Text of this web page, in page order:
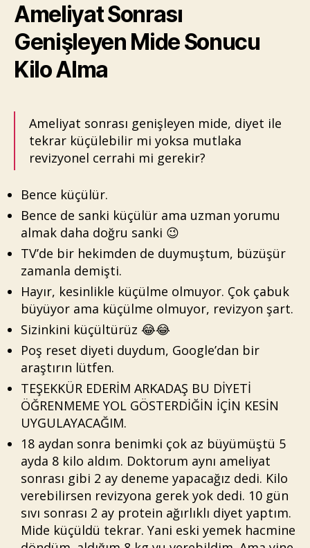
Ameliyat Sonrası
Genişleyen Mide Sonucu
Kilo Alma
Ameliyat sonrası genişleyen mide, diyet ile
tekrar küçülebilir mi yoksa mutlaka
revizyonel cerrahi mi gerekir?
Bence küçülür.
Bence de sanki küçülür ama uzman yorumu
almak daha doğru sanki 😉
TV’de bir hekimden de duymuştum, büzüşür
zamanla demişti.
Hayır, kesinlikle küçülme olmuyor. Çok çabuk
büyüyor ama küçülme olmuyor, revizyon şart.
Sizinkini küçültürüz 😂😂
Poş reset diyeti duydum, Google’dan bir
araştırın lütfen.
TEŞEKKÜR EDERİM ARKADAŞ BU DİYETİ
ÖĞRENMEME YOL GÖSTERDİĞİN İÇİN KESİN
UYGULAYACAĞIM.
18 aydan sonra benimki çok az büyümüştü 5
ayda 8 kilo aldım. Doktorum aynı ameliyat
sonrası gibi 2 ay deneme yapacağız dedi. Kilo
verebilirsen revizyona gerek yok dedi. 10 gün
sıvı sonrası 2 ay protein ağırlıklı diyet yaptım.
Mide küçüldü tekrar. Yani eski yemek hacmine